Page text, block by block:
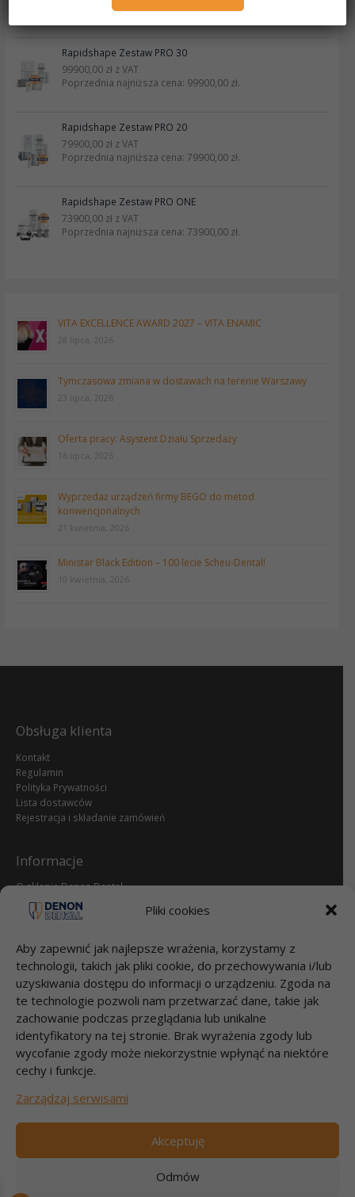
Pliki cookies
Aby zapewnić jak najlepsze wrażenia, korzystamy z
technologii, takich jak pliki cookie, do przechowywania i/lub
uzyskiwania dostępu do informacji o urządzeniu. Zgoda na
te technologie pozwoli nam przetwarzać dane, takie jak
zachowanie podczas przeglądania lub unikalne
identyfikatory na tej stronie. Brak wyrażenia zgody lub
wycofanie zgody może niekorzystnie wpłynąć na niektóre
cechy i funkcje.
Zarządzaj serwisami
Akceptuję
Odmów
Poprzednia najniższa cena:3049,77zł.
Rapidshape Zestaw PRO 30
99900,00 złz VAT
Poprzednia najniższa cena: 99900,00 zł.
Rapidshape Zestaw PRO 20
79900,00 złz VAT
Poprzednia najniższa cena: 79900,00 zł.
Rapidshape Zestaw PRO ONE
73900,00 złz VAT
Poprzednia najniższa cena: 73900,00 zł.
VITA EXCELLENCE AWARD 2027 – VITA ENAMIC
28 lipca, 2026
Tymczasowa zmiana w dostawach na terenie Warszawy
23 lipca, 2026
Oferta pracy: Asystent Działu Sprzedaży
16 lipca, 2026
Wyprzedaż urządzeń firmy BEGO do metod
konwencjonalnych
21 kwietnia, 2026
Ministar Black Edition – 100 lecie Scheu-Dental!
10 kwietnia, 2026
Obsługa klienta
Kontakt
Regulamin
Polityka Prywatności
Lista dostawców
Rejestracja i składanie zamówień
Informacje
O sklepie Denon Dental
Reklamacje i zwroty
dental.pl
Przelewy
Bank Millenium S.A.
95 1160 2202 0000 0000 2812 4826
DENON DENTAL Sp. z o.o.
Łubna 56
05-532 ŁUBNA
Szybki kontakt